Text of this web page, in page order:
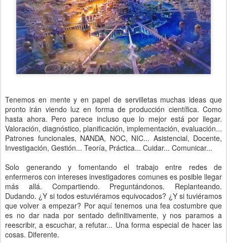
Tenemos en mente y en papel de servilletas muchas ideas que
pronto irán viendo luz en forma de producción científica. Como
hasta ahora. Pero parece incluso que lo mejor está por llegar.
Valoración, diagnóstico, planificación, implementación, evaluación...
Patrones funcionales, NANDA, NOC, NIC... Asistencial, Docente,
Investigación, Gestión... Teoría, Práctica... Cuidar... Comunicar...
Solo generando y fomentando el trabajo entre redes de
enfermeros con intereses investigadores comunes es posible llegar
más allá. Compartiendo. Preguntándonos. Replanteando.
Dudando. ¿Y si todos estuviéramos equivocados? ¿Y si tuviéramos
que volver a empezar? Por aquí tenemos una fea costumbre que
es no dar nada por sentado definitivamente, y nos paramos a
reescribir, a escuchar, a refutar... Una forma especial de hacer las
cosas. Diferente.